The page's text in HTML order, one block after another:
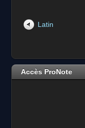
Latin
Accès ProNote